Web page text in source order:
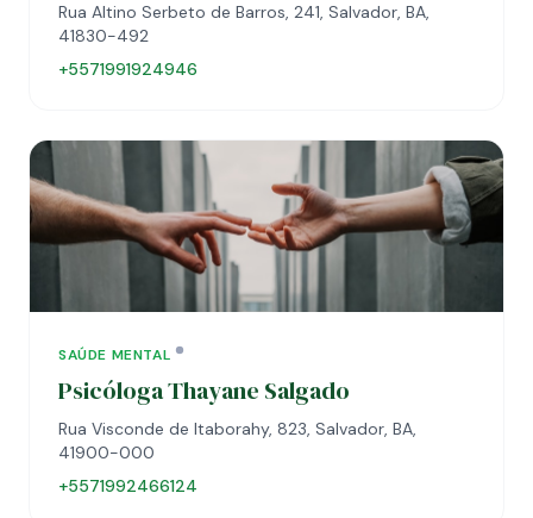
Rua Altino Serbeto de Barros, 241, Salvador, BA,
41830-492
+5571991924946
SAÚDE MENTAL
Psicóloga Thayane Salgado
Rua Visconde de Itaborahy, 823, Salvador, BA,
41900-000
+5571992466124